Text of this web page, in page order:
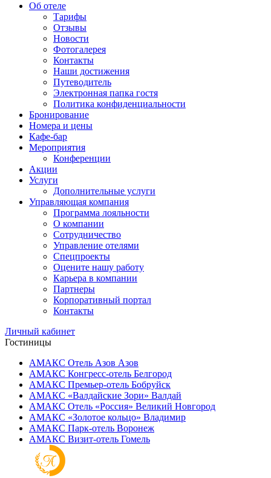
Об отеле
Тарифы
Отзывы
Новости
Фотогалерея
Контакты
Наши достижения
Путеводитель
Электронная папка гостя
Политика конфиденциальности
Бронирование
Номера и цены
Кафе-бар
Мероприятия
Конференции
Акции
Услуги
Дополнительные услуги
Управляющая компания
Программа лояльности
О компании
Сотрудничество
Управление отелями
Спецпроекты
Оцените нашу работу
Карьера в компании
Партнеры
Корпоративный портал
Контакты
Личный кабинет
Гостиницы
АМАКС Отель ‎Азов Азов
АМАКС Конгресс-отель Белгород
АМАКС Премьер-отель Бобруйск
АМАКС «‎Валдайские Зори» Валдай
АМАКС Отель «‎Россия» Великий Новгород
АМАКС «‎Золотое кольцо» Владимир
АМАКС Парк-отель Воронеж
АМАКС Визит-отель Гомель